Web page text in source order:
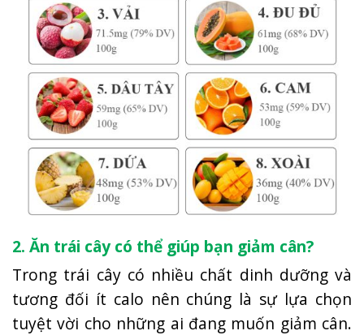
2. Ăn trái cây có thể giúp bạn giảm cân?
Trong trái cây có nhiều chất dinh dưỡng và
tương đối ít calo nên chúng là sự lựa chọn
tuyệt vời cho những ai đang muốn giảm cân.